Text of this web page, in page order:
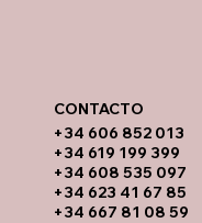
​+34 606 852 013
+34 619 199 399
​+34 608 535 097
+34 623 41 67 85
+34 667 81 08 59
CONTACTO​